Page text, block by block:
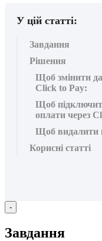
У цій статті:
Завдання
Рішення
Щоб змінити
Click to Pay:
Щоб
оплати через
Щоб видалити
Корисні статті
-
Завдання